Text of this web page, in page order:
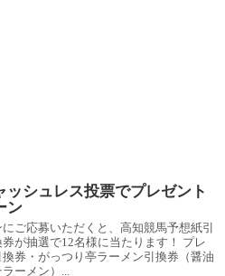
ッシュレス投票でプレゼント
ン
ご応募いただくと、高知競馬予想紙引
が抽選で12名様に当たります！ プレ
券・がっつり亭ラーメン引換券（醤油
ーメン）...